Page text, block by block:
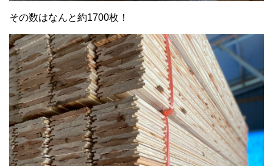
その数はなんと約1700枚！